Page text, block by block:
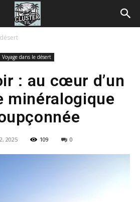
Voyage dans le désert
: au cœur d’un
minéralogique
2025 109 0